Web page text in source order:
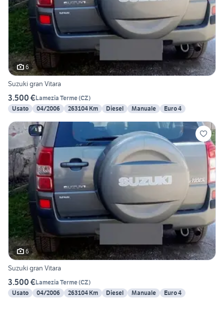
6
Suzuki gran Vitara
3.500 €Lamezia Terme(CZ)
Usato
04/2006 263104 Km Diesel Manuale Euro 4
6
Suzuki gran Vitara
3.500 €Lamezia Terme(CZ)
Usato
04/2006 263104 Km Diesel Manuale Euro 4